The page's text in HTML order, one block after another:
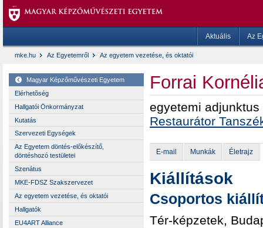
Aktuális Az
mke.hu Az Egyetemről Az egyetem vezetése, és oktatói
Magyar Képzőművészeti Egyetem
Elérhetõség
Hallgatói Önkormányzat
Kutatás
Szervezeti Egységek
Az Egyetem döntés-előkészítő,
döntéshozó testületei
Szenátus
MKE-FDSZ Szakszervezet
Az egyetem vezetése, és oktatói
Hallgatók
EU4ART Alliance
Forrai
egyetemi adjunktus
Restaurátor
E-mail Munkák Életrajz
Kiállítások
Csoportos
Tér-képzetek,